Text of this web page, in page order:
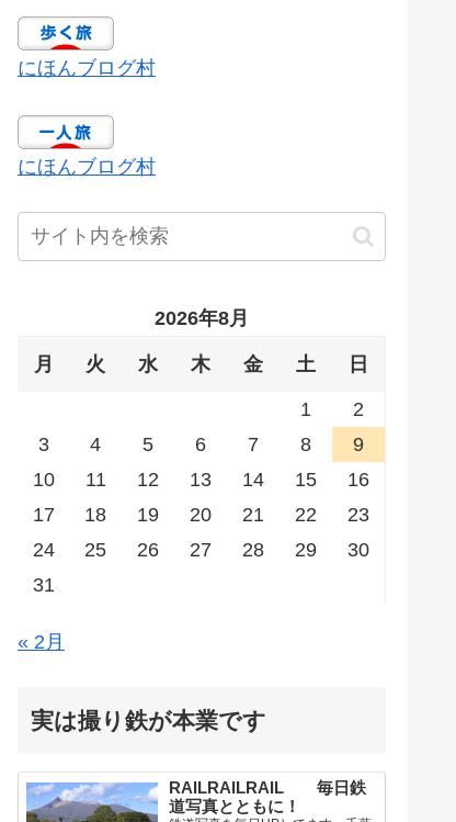
にほんブログ村
にほんブログ村
2026年8月
月 火 水 木 金 土 日
1
2
3
4 5 6 7 8
9
10
11 12 13 14 15
16
17
18 19 20 21 22
23
24
25 26 27 28 29
30
31
« 2月
実は撮り鉄が本業です
RAILRAILRAIL 毎日鉄
道写真とともに！